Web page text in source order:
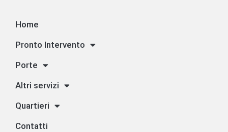
Home
Pronto Intervento
Porte
Altri servizi
Quartieri
Contatti